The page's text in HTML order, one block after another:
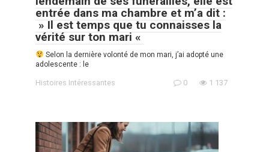
entrée dans ma chambre et m’a dit :
» Il est temps que tu connaisses la
vérité sur ton mari «
Selon la dernière volonté de mon mari, j’ai adopté une
adolescente : le
Histoires Intéressantes 0 1 137